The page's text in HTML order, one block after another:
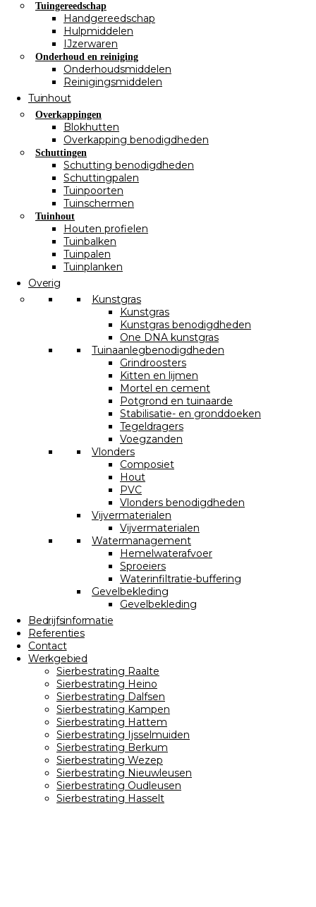
Tuingereedschap
Handgereedschap
Hulpmiddelen
IJzerwaren
Onderhoud en reiniging
Onderhoudsmiddelen
Reinigingsmiddelen
Tuinhout
Overkappingen
Blokhutten
Overkapping benodigdheden
Schuttingen
Schutting benodigdheden
Schuttingpalen
Tuinpoorten
Tuinschermen
Tuinhout
Houten profielen
Tuinbalken
Tuinpalen
Tuinplanken
Overig
Kunstgras
Kunstgras
Kunstgras benodigdheden
One DNA kunstgras
Tuinaanlegbenodigdheden
Grindroosters
Kitten en lijmen
Mortel en cement
Potgrond en tuinaarde
Stabilisatie- en gronddoeken
Tegeldragers
Voegzanden
Vlonders
Composiet
Hout
PVC
Vlonders benodigdheden
Vijvermaterialen
Vijvermaterialen
Watermanagement
Hemelwaterafvoer
Sproeiers
Waterinfiltratie-buffering
Gevelbekleding
Gevelbekleding
Bedrijfsinformatie
Referenties
Contact
Werkgebied
Sierbestrating Raalte
Sierbestrating Heino
Sierbestrating Dalfsen
Sierbestrating Kampen
Sierbestrating Hattem
Sierbestrating Ijsselmuiden
Sierbestrating Berkum
Sierbestrating Wezep
Sierbestrating Nieuwleusen
Sierbestrating Oudleusen
Sierbestrating Hasselt